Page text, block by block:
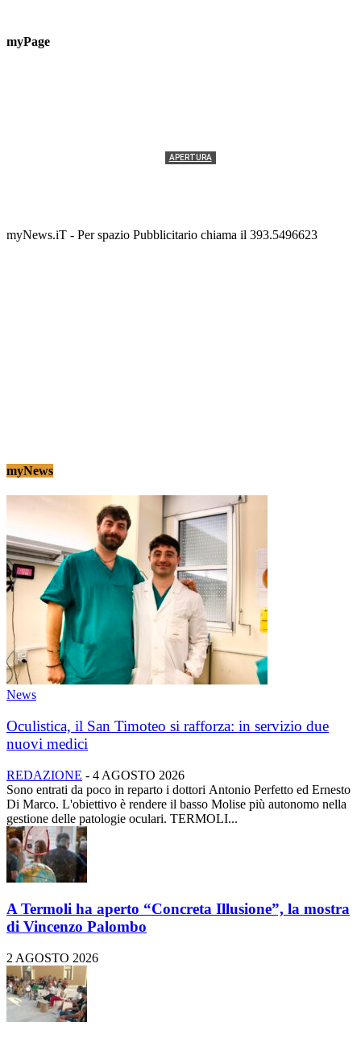
myPage
APERTURA
myNews.iT - Per spazio Pubblicitario chiama il 393.5496623
myNews
News
Oculistica, il San Timoteo si rafforza: in servizio due
nuovi medici
REDAZIONE - 4 AGOSTO 2026
Sono entrati da poco in reparto i dottori Antonio Perfetto ed Ernesto
Di Marco. L'obiettivo è rendere il basso Molise più autonomo nella
gestione delle patologie oculari. TERMOLI...
A Termoli ha aperto “Concreta Illusione”, la mostra
di Vincenzo Palombo
2 AGOSTO 2026